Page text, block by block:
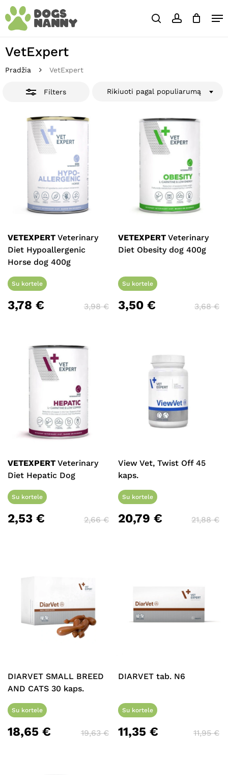
Skip
to
main
searchaccount
Krepšelis
Cart
VetExpert
Pradžia VetExpert
Filters Rikiuoti pagal populiarumą
Close
VETEXPERT Veterinary
Diet Hypoallergenic
Horse dog 400g
Su kortele
3,78 € 3,98€
VETEXPERT Veterinary
Diet Obesity dog 400g
Su kortele
3,50€ 3,68€
VETEXPERT Veterinary
Diet Hepatic Dog
Su kortele
2,53 € 2,66€
View Vet, Twist Off 45
kaps.
Su kortele
20,79€ 21,88€
DIARVET SMALL BREED
AND CATS 30 kaps.
Su kortele
18,65 € 19,63€
DIARVET tab. N6
Su kortele
11,35€ 11,95€